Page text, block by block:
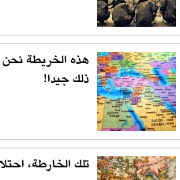
هذه الخريطة
ذلك جيدا!
تلك الخارطة،